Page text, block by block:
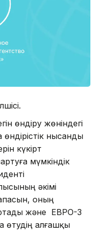
өндіру жөніндегі
нысанды
күкірт
мүмкіндік
әкімі
оның
және ЕВРО-3
алғашқы